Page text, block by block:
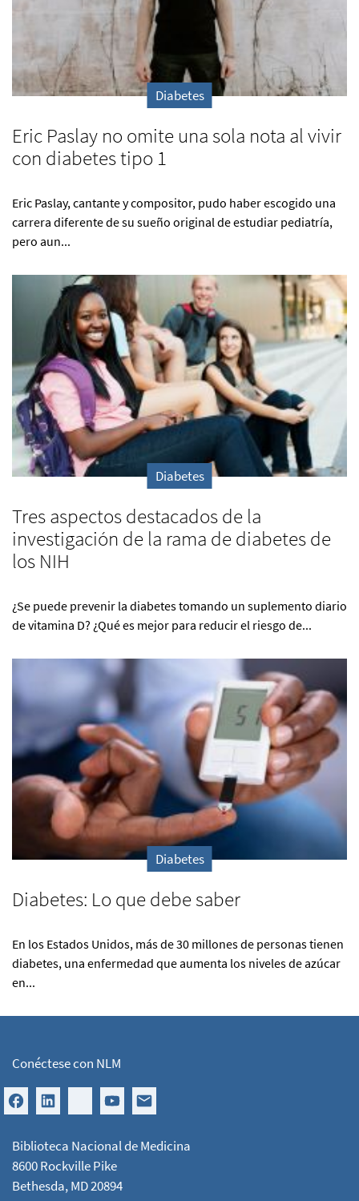
Diabetes
Eric Paslay no omite una sola nota al vivir
con diabetes tipo 1
Eric Paslay, cantante y compositor, pudo haber escogido una
carrera diferente de su sueño original de estudiar pediatría,
pero aun...
Diabetes
Tres aspectos destacados de la
investigación de la rama de diabetes de
los NIH
¿Se puede prevenir la diabetes tomando un suplemento diario
de vitamina D? ¿Qué es mejor para reducir el riesgo de...
Diabetes
Diabetes: Lo que debe saber
En los Estados Unidos, más de 30 millones de personas tienen
diabetes, una enfermedad que aumenta los niveles de azúcar
en...
Conéctese con NLM
Biblioteca Nacional de Medicina
8600 Rockville Pike
Bethesda, MD 20894